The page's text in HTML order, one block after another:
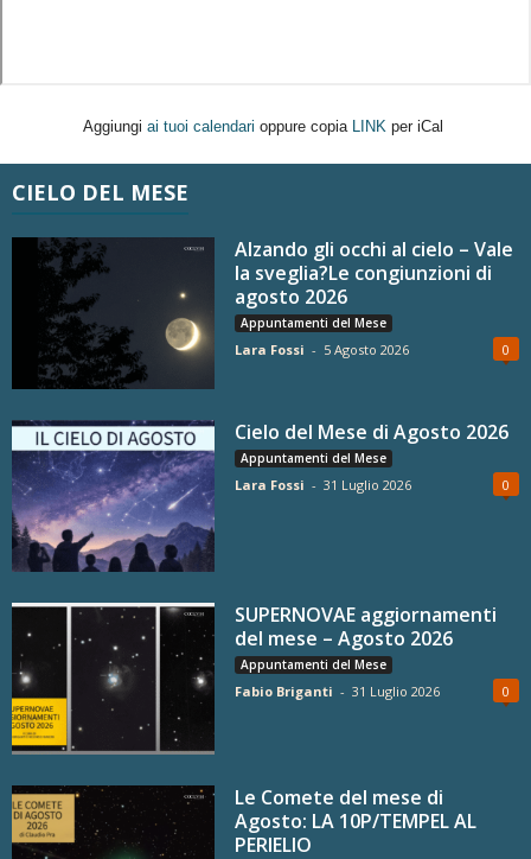
Aggiungi ai tuoi calendari oppure copia LINK per iCal
CIELO DEL MESE
Alzando gli occhi al cielo – Vale
la sveglia?Le congiunzioni di
agosto 2026
Appuntamenti del Mese
Lara Fossi - 5 Agosto 2026 0
Cielo del Mese di Agosto 2026
Appuntamenti del Mese
Lara Fossi - 31 Luglio 2026 0
SUPERNOVAE aggiornamenti
del mese – Agosto 2026
Appuntamenti del Mese
Fabio Briganti - 31 Luglio 2026 0
Le Comete del mese di
Agosto: LA 10P/TEMPEL AL
PERIELIO